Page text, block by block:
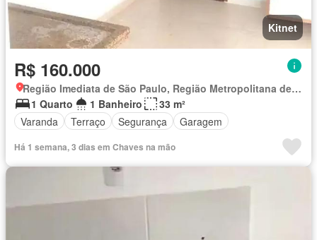
Kitnet
R$ 160.000
Região Imediata de São Paulo, Região Metropolitana de São Paulo
1 Quarto
1 Banheiro
33 m²
Varanda
Terraço Segurança Garagem
Há 1 semana, 3 dias em Chaves na mão